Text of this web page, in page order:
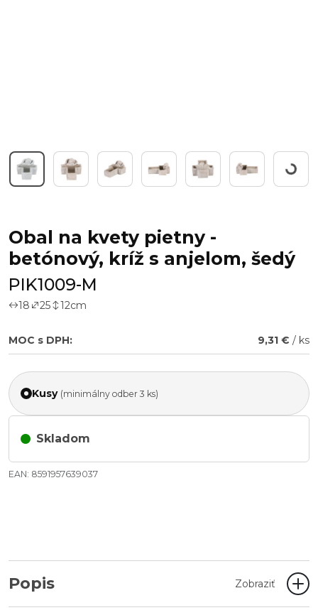
Obal na kvety pietny -
betónový, kríž s anjelom, šedý
PIK1009-M
18 25 12cm
MOC s DPH: 9,31 € / ks
Kusy (minimálny odber 3 ks)
Skladom
EAN: 8591957639037
Popis Zobraziť